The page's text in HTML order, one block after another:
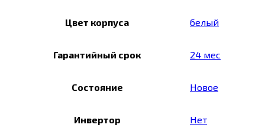
Цвет корпуса белый
Гарантийный срок 24 мес
Состояние Новое
Инвертор Нет